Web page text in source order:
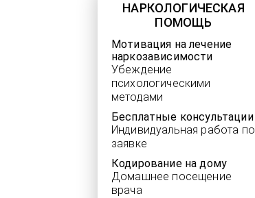
НАРКОЛОГИЧЕСКАЯ
ПОМОЩЬ
Мотивация на лечение
наркозависимости
Убеждение
психологическими
методами
Бесплатные консультации
Индивидуальная работа по
заявке
Кодирование на дому
Домашнее посещение
врача